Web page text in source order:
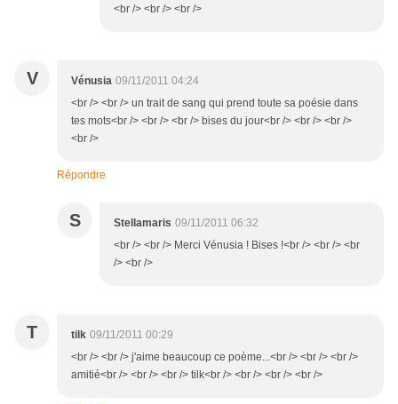
<br /> <br /> <br />
V Vénusia 09/11/2011 04:24
<br /> <br /> un trait de sang qui prend toute sa poésie dans
tes mots<br /> <br /> <br /> bises du jour<br /> <br /> <br />
<br />
Répondre
S Stellamaris 09/11/2011 06:32
<br /> <br /> Merci Vénusia ! Bises !<br /> <br /> <br
/> <br />
T tilk 09/11/2011 00:29
<br /> <br /> j'aime beaucoup ce poème...<br /> <br /> <br />
amitié<br /> <br /> <br /> tilk<br /> <br /> <br /> <br />